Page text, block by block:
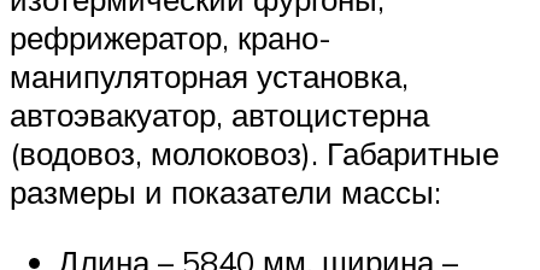
рефрижератор, крано-
манипуляторная установка,
автоэвакуатор, автоцистерна
(водовоз, молоковоз). Габаритные
размеры и показатели массы:
Длина – 5840 мм, ширина –